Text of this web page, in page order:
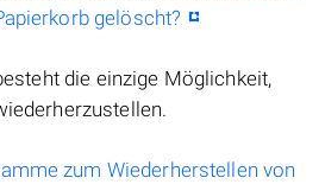
gelöscht?
die einzige Möglichkeit,
zum Wiederherstellen von